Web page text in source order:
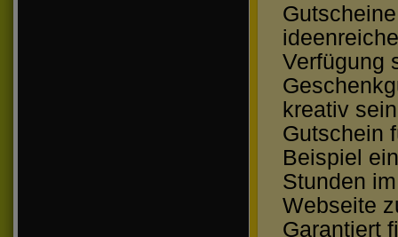
Verfügung
kreativ
Gutschein
Beispiel
Stunden
Webseite
Garantiert